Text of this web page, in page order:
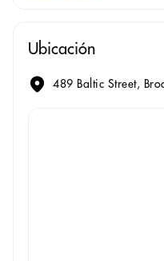
Ubicación
489 Baltic Street,